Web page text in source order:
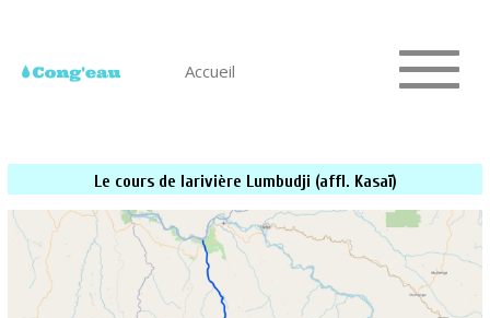
Accueil
Le cours de larivière Lumbudji (affl. Kasaï)